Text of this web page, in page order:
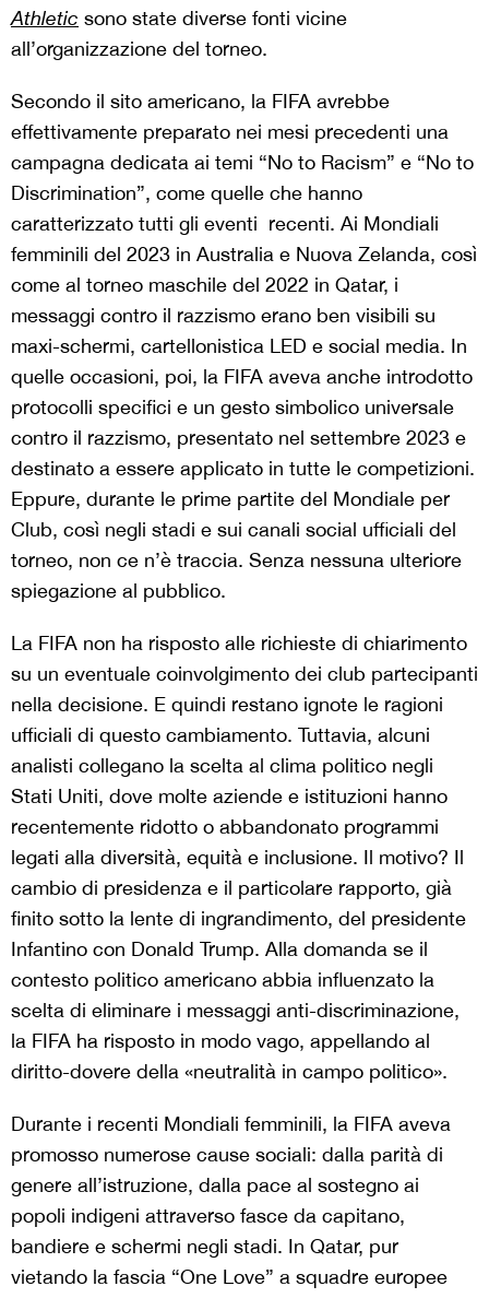
Athletic sono state diverse fonti vicine
all’organizzazione del torneo.
Secondo il sito americano, la FIFA avrebbe
effettivamente preparato nei mesi precedenti una
campagna dedicata ai temi “No to Racism” e “No to
Discrimination”, come quelle che hanno
caratterizzato tutti gli eventi recenti. Ai Mondiali
femminili del 2023 in Australia e Nuova Zelanda, così
come al torneo maschile del 2022 in Qatar, i
messaggi contro il razzismo erano ben visibili su
maxi-schermi, cartellonistica LED e social media. In
quelle occasioni, poi, la FIFA aveva anche introdotto
protocolli specifici e un gesto simbolico universale
contro il razzismo, presentato nel settembre 2023 e
destinato a essere applicato in tutte le competizioni.
Eppure, durante le prime partite del Mondiale per
Club, così negli stadi e sui canali social ufficiali del
torneo, non ce n’è traccia. Senza nessuna ulteriore
spiegazione al pubblico.
La FIFA non ha risposto alle richieste di chiarimento
su un eventuale coinvolgimento dei club partecipanti
nella decisione. E quindi restano ignote le ragioni
ufficiali di questo cambiamento. Tuttavia, alcuni
analisti collegano la scelta al clima politico negli
Stati Uniti, dove molte aziende e istituzioni hanno
recentemente ridotto o abbandonato programmi
legati alla diversità, equità e inclusione. Il motivo? Il
cambio di presidenza e il particolare rapporto, già
finito sotto la lente di ingrandimento, del presidente
Infantino con Donald Trump. Alla domanda se il
contesto politico americano abbia influenzato la
scelta di eliminare i messaggi anti-discriminazione,
la FIFA ha risposto in modo vago, appellando al
diritto-dovere della «neutralità in campo politico».
Durante i recenti Mondiali femminili, la FIFA aveva
promosso numerose cause sociali: dalla parità di
genere all’istruzione, dalla pace al sostegno ai
popoli indigeni attraverso fasce da capitano,
bandiere e schermi negli stadi. In Qatar, pur
vietando la fascia “One Love” a squadre europee